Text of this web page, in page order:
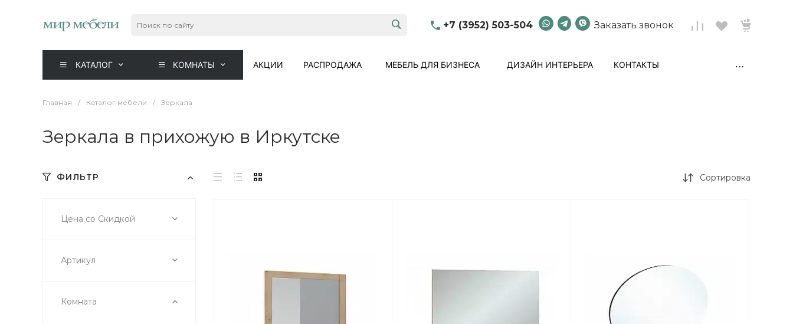
+7 (3952) 503-504 Заказать звонок
КАТАЛОГ КОМНАТЫ АКЦИИ РАСПРОДАЖА МЕБЕЛЬ ДЛЯ БИЗНЕСА ДИЗАЙН ИНТЕРЬЕРА КОНТАКТЫ ...
Главная / Каталог мебели / Зеркала
Зеркала в прихожую в Иркутске
ФИЛЬТР
Цена со Скидкой
Артикул
Комната
Сортировка